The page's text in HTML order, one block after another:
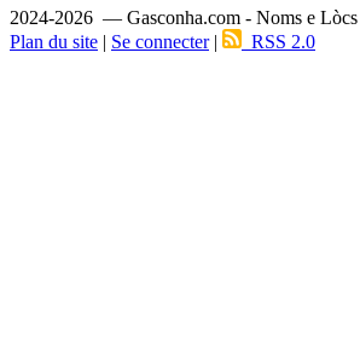
2024-2026 — Gasconha.com - Noms e
Plan du site | Se connecter| RSS 2.0